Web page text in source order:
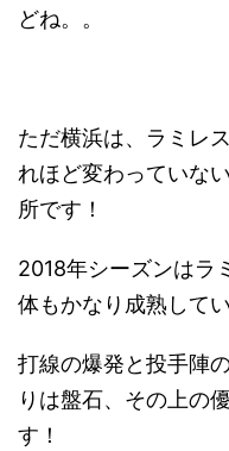
どね。。
ただ横浜は、ラミレ
れほど変わっていな
所です！
2018年シーズンはラ
体もかなり成熟して
打線の爆発と投手陣
りは盤石、その上の
す！